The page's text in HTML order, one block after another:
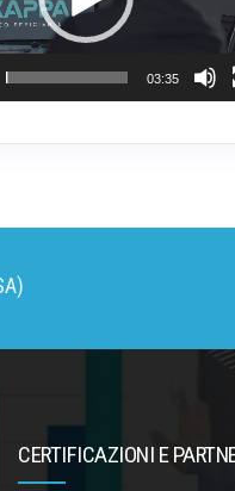
03:35
CERTIFICAZIONI E